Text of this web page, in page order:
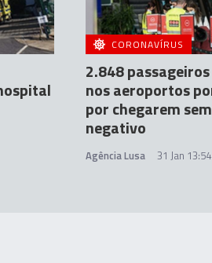
CORONAVÍRUS
2.848
nos aeroportos
por chegarem
negativo
Agência Lusa 31 Jan 13:54